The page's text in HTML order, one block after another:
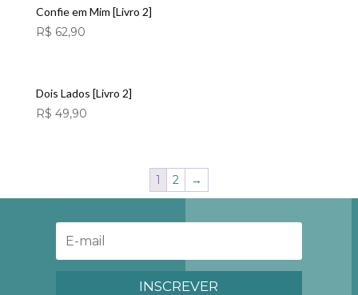
Confie em Mim [Livro 2]
R$ 62,90
Dois Lados [Livro 2]
R$ 49,90
1 2 →
INSCREVER